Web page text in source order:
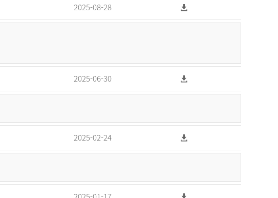
2025-08-28
2025-06-30
2025-02-24